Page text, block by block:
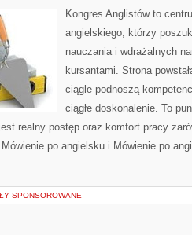
Kongres Anglistów to
angielskiego, którzy
nauczania i wdrażalnych
kursantami. Strona
ciągle podnoszą
ciągłe doskonalenie. To
realny postęp oraz komfort pracy
po angielsku i Mówienie po
SPONSOROWANE